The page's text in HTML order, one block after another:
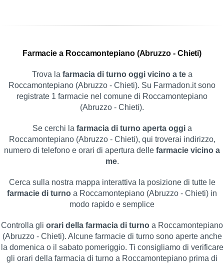
Farmacie a Roccamontepiano (Abruzzo - Chieti)
Trova la farmacia di turno oggi vicino a tea
Roccamontepiano (Abruzzo - Chieti). Su Farmadon.it sono
registrate 1 farmacie nel comune di Roccamontepiano
(Abruzzo - Chieti).
Se cerchi la farmacia di turno aperta oggia
Roccamontepiano (Abruzzo - Chieti), qui troverai indirizzo,
numero di telefono e orari di apertura delle farmacie vicino a
me.
Cerca sulla nostra mappa interattiva la posizione di tutte le
farmacie di turno a Roccamontepiano (Abruzzo - Chieti) in
modo rapido e semplice
Controlla gli orari della farmacia di turno a Roccamontepiano
(Abruzzo - Chieti). Alcune farmacie di turno sono aperte anche
la domenica o il sabato pomeriggio. Ti consigliamo di verificare
gli orari della farmacia di turno a Roccamontepiano prima di